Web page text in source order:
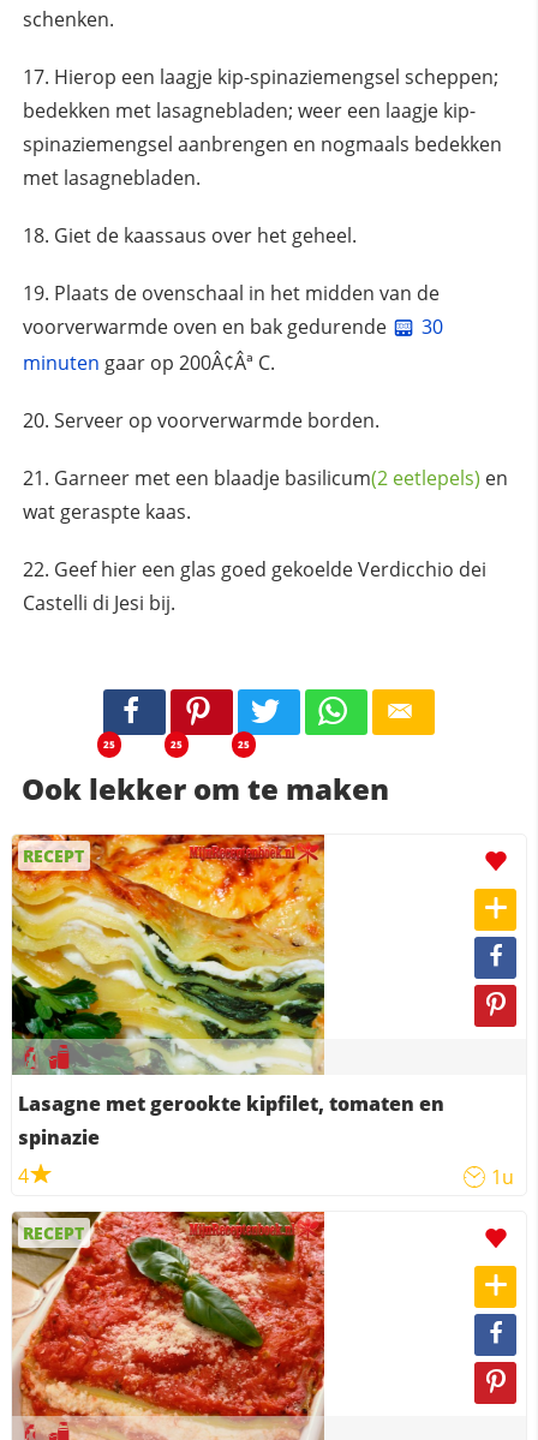
schenken.
Hierop een laagje kip-spinaziemengsel scheppen;
bedekken met lasagnebladen; weer een laagje kip-
spinaziemengsel aanbrengen en nogmaals bedekken
met lasagnebladen.
Giet de kaassaus over het geheel.
Plaats de ovenschaal in het midden van de
voorverwarmde oven en bak gedurende
30
minuten gaar op 200Â¢Âª C.
Serveer op voorverwarmde borden.
Garneer met een blaadje basilicum(2 eetlepels) en
wat geraspte kaas.
Geef hier een glas goed gekoelde Verdicchio dei
Castelli di Jesi bij.
25 25 25
Ook lekker om te maken
RECEPT
Lasagne met gerookte kipfilet, tomaten en
spinazie
4
1u
RECEPT